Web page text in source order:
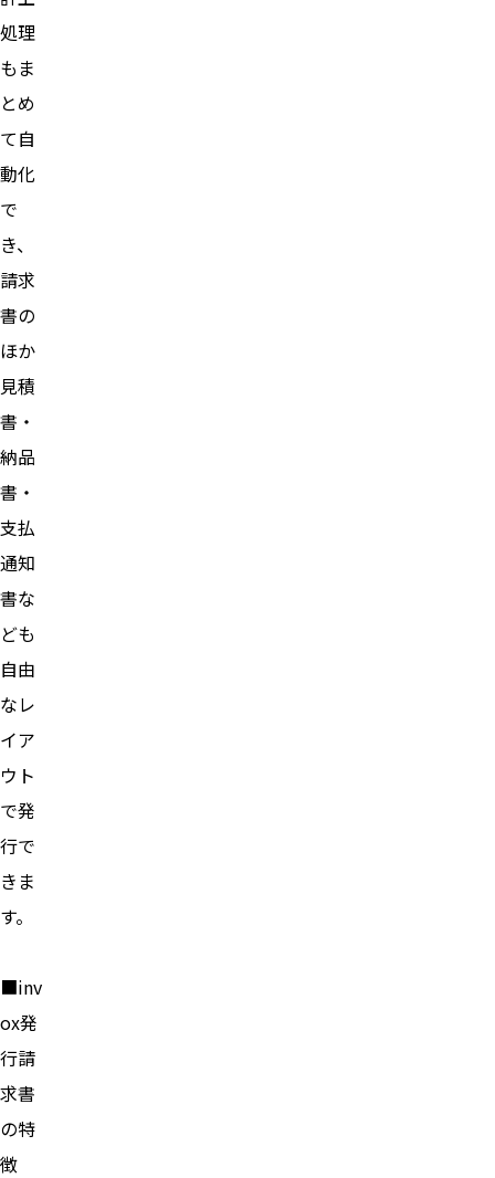
処理
もま
とめ
て自
動化
で
き、
請求
書の
ほか
見積
書・
納品
書・
支払
通知
書な
ども
自由
なレ
イア
ウト
で発
行で
きま
す。
■inv
ox発
行請
求書
の特
徴